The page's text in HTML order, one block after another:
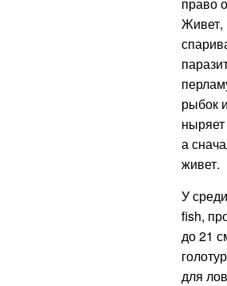
Живет,
рыбок
а
живет.
У
fish,
до 21
для